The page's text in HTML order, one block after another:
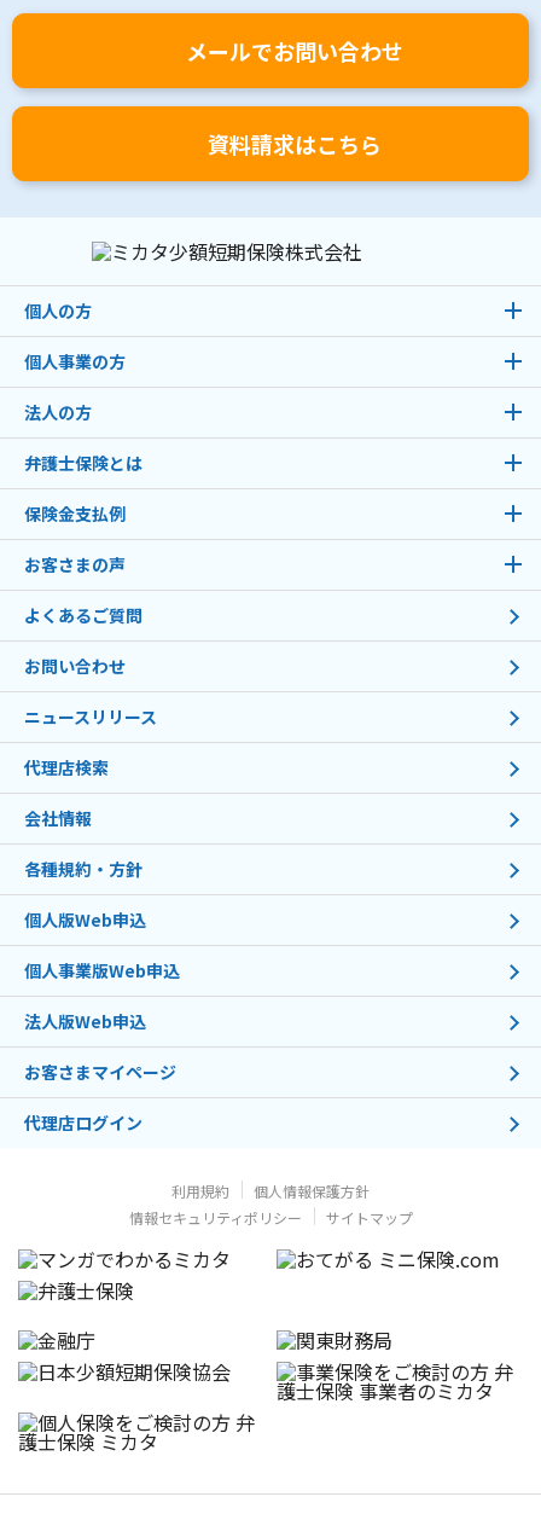
メールでお問い合わせ
資料請求はこちら
個人の方
個人事業の方
法人の方
弁護士保険とは
保険金支払例
お客さまの声
よくあるご質問
お問い合わせ
ニュースリリース
代理店検索
会社情報
各種規約・方針
個人版Web申込
個人事業版Web申込
法人版Web申込
お客さまマイページ
代理店ログイン
利用規約
個人情報保護方針
情報セキュリティポリシー
サイトマップ